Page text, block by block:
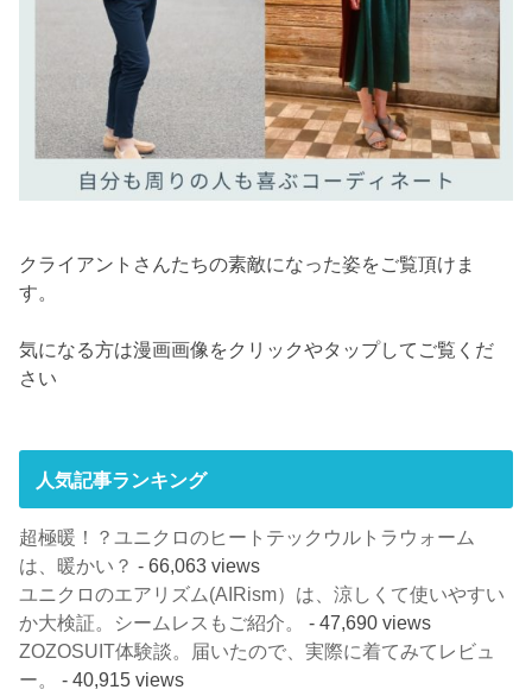
クライアントさんたちの素敵になった姿をご覧頂けま
す。
気になる方は漫画画像をクリックやタップしてご覧くだ
さい
人気記事ランキング
超極暖！？ユニクロのヒートテックウルトラウォーム
は、暖かい？ - 66,063 views
ユニクロのエアリズム(AIRism）は、涼しくて使いやすい
か大検証。シームレスもご紹介。
- 47,690 views
ZOZOSUIT体験談。届いたので、実際に着てみてレビュ
ー。
- 40,915 views